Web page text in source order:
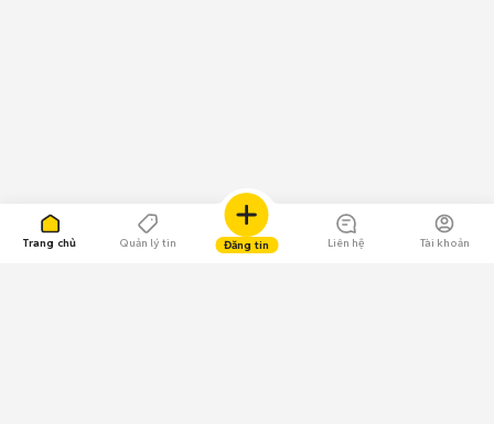
Trang chủ Quản lý tin Đăng tin Liên hệ Tài khoản